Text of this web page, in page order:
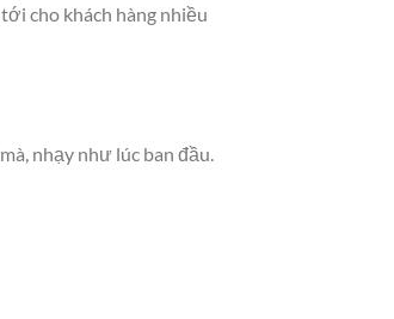
cho khách hàng nhiều
nhạy như lúc ban đầu.